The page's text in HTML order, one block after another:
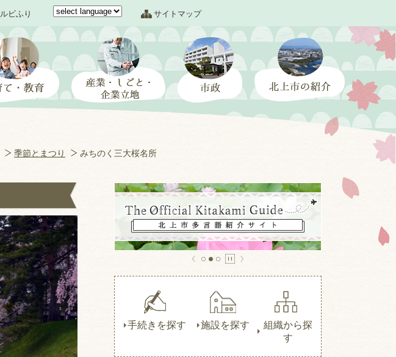
ルビふり サイトマップ
季節とまつり みちのく三大桜名所
手続きを探す 施設を探す
組織から探
す